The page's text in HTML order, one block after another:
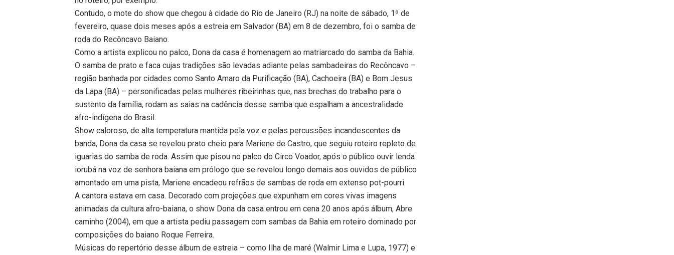
Contudo, o mote do show que chegou à cidade do Rio de Janeiro (RJ) na noite de sábado, 1º de
fevereiro, quase dois meses após a estreia em Salvador (BA) em 8 de dezembro, foi o samba de
roda do Recôncavo Baiano.
Como a artista explicou no palco, Dona da casa é homenagem ao matriarcado do samba da Bahia.
O samba de prato e faca cujas tradições são levadas adiante pelas sambadeiras do Recôncavo –
região banhada por cidades como Santo Amaro da Purificação (BA), Cachoeira (BA) e Bom Jesus
da Lapa (BA) – personificadas pelas mulheres ribeirinhas que, nas brechas do trabalho para o
sustento da família, rodam as saias na cadência desse samba que espalham a ancestralidade
afro-indígena do Brasil.
Show caloroso, de alta temperatura mantida pela voz e pelas percussões incandescentes da
banda, Dona da casa se revelou prato cheio para Mariene de Castro, que seguiu roteiro repleto de
iguarias do samba de roda. Assim que pisou no palco do Circo Voador, após o público ouvir lenda
iorubá na voz de senhora baiana em prólogo que se revelou longo demais aos ouvidos de público
amontado em uma pista, Mariene encadeou refrãos de sambas de roda em extenso pot-pourri.
A cantora estava em casa. Decorado com projeções que expunham em cores vivas imagens
animadas da cultura afro-baiana, o show Dona da casa entrou em cena 20 anos após álbum, Abre
caminho (2004), em que a artista pediu passagem com sambas da Bahia em roteiro dominado por
composições do baiano Roque Ferreira.
Músicas do repertório desse álbum de estreia – como Ilha de maré (Walmir Lima e Lupa, 1977) e